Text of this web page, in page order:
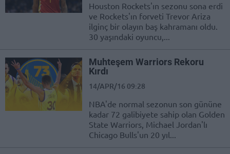
Houston Rockets'ın sezonu sona erdi
ve Rockets'ın forveti Trevor Ariza
ilginç bir olayın baş kahramanı oldu.
30 yaşındaki oyuncu,...
Muhteşem Warriors Rekoru
Kırdı
14/APR/16 09:28
NBA'de normal sezonun son gününe
kadar 72 galibiyete sahip olan Golden
State Warriors, Michael Jordan'lı
Chicago Bulls'un 20 yıl...